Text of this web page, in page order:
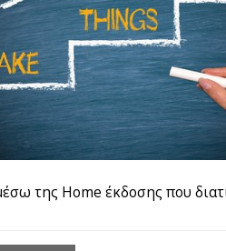
της Home έκδοσης που